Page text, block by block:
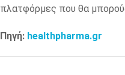
πλατφόρμες που θα
Πηγή: healthpharma.gr